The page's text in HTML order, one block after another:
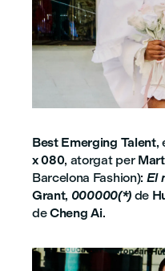
Best Emerging Talent,
x 080, atorgat per
Barcelona Fashion): El
Grant, 000000(*)de
deCheng Ai.